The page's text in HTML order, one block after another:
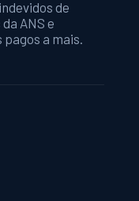
de
ANS e
a mais.